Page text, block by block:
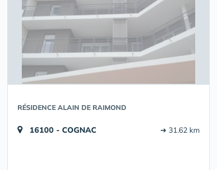
RÉSIDENCE ALAIN DE RAIMOND
16100 - COGNAC ➔ 31.62 km